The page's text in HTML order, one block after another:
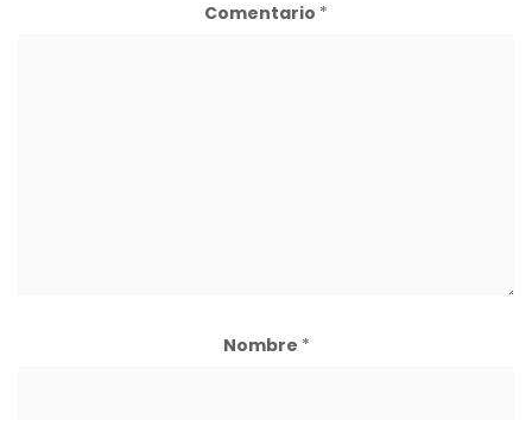
Comentario *
Nombre *